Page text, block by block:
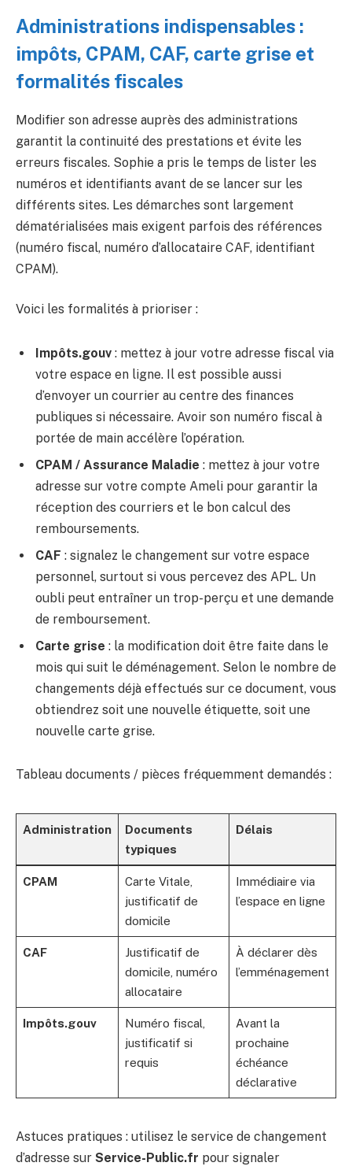
Administrations indispensables :
impôts, CPAM, CAF, carte grise et
formalités fiscales
Modifier son adresse auprès des administrations
garantit la continuité des prestations et évite les
erreurs fiscales. Sophie a pris le temps de lister les
numéros et identifiants avant de se lancer sur les
différents sites. Les démarches sont largement
dématérialisées mais exigent parfois des références
(numéro fiscal, numéro d’allocataire CAF, identifiant
CPAM).
Voici les formalités à prioriser :
Impôts.gouv : mettez à jour votre adresse fiscal via
votre espace en ligne. Il est possible aussi
d’envoyer un courrier au centre des finances
publiques si nécessaire. Avoir son numéro fiscal à
portée de main accélère l’opération.
CPAM / Assurance Maladie : mettez à jour votre
adresse sur votre compte Ameli pour garantir la
réception des courriers et le bon calcul des
remboursements.
CAF : signalez le changement sur votre espace
personnel, surtout si vous percevez des APL. Un
oubli peut entraîner un trop-perçu et une demande
de remboursement.
Carte grise : la modification doit être faite dans le
mois qui suit le déménagement. Selon le nombre de
changements déjà effectués sur ce document, vous
obtiendrez soit une nouvelle étiquette, soit une
nouvelle carte grise.
Tableau documents / pièces fréquemment demandés :
Administration
Documents
typiques
Délais
CPAM
Carte Vitale,
justificatif de
domicile
Immédiaire via
l’espace en ligne
CAF
Justificatif de
domicile, numéro
allocataire
À déclarer dès
l’emménagement
Impôts.gouv
Numéro fiscal,
justificatif si
requis
Avant la
prochaine
échéance
déclarative
Astuces pratiques : utilisez le service de changement
d’adresse sur Service-Public.fr pour signaler